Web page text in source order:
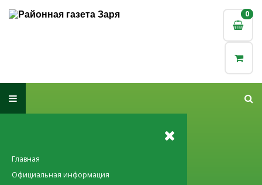
0
0
Главная
Официальная информация